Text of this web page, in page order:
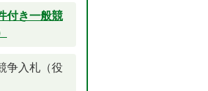
付き一般競
争入札（役